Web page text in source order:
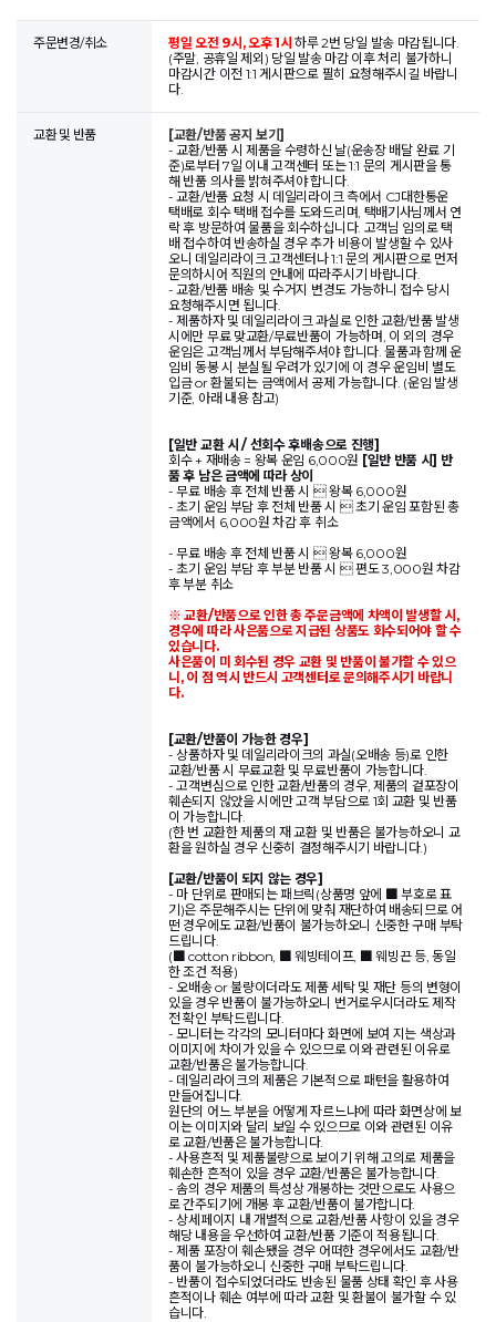
주문변경/취소 평일 오전 9시, 오후 1시하루 2번 당일 발송 마감됩니다.
(주말, 공휴일 제외) 당일 발송 마감 이후 처리 불가하니
마감시간 이전 1:1 게시판으로 필히 요청해주시길 바랍니
다.
교환 및 반품
[교환/반품 공지 보기]
- 교환/반품 시 제품을 수령하신 날(운송장 배달 완료 기
준)로부터 7일 이내 고객센터 또는 1:1 문의 게시판을 통
해 반품 의사를 밝혀주셔야 합니다.
- 교환/반품 요청 시 데일리라이크 측에서 CJ대한통운
택배로 회수 택배 접수를 도와드리며, 택배기사님께서 연
락 후 방문하여 물품을 회수하십니다. 고객님 임의로 택
배 접수하여 반송하실 경우 추가 비용이 발생할 수 있사
오니 데일리라이크 고객센터나 1:1 문의 게시판으로 먼저
문의하시어 직원의 안내에 따라주시기 바랍니다.
- 교환/반품 배송 및 수거지 변경도 가능하니 접수 당시
요청해주시면 됩니다.
- 제품하자 및 데일리라이크 과실로 인한 교환/반품 발생
시에만 무료 맞교환/무료반품이 가능하며, 이 외의 경우
운임은 고객님께서 부담해주셔야 합니다. 물품과 함께 운
임비 동봉 시 분실될 우려가 있기에 이 경우 운임비 별도
입금 or 환불되는 금액에서 공제 가능합니다. (운임 발생
기준, 아래 내용 참고)
[일반 교환 시 / 선회수 후배송으로 진행]
회수 + 재배송 = 왕복 운임 6,000원 [일반 반품 시] 반
품 후 남은 금액에 따라 상이
- 무료 배송 후 전체 반품 시  왕복 6,000원
- 초기 운임 부담 후 전체 반품 시  초기 운임 포함된 총
금액에서 6,000원 차감 후 취소
- 무료 배송 후 전체 반품 시  왕복 6,000원
- 초기 운임 부담 후 부분 반품 시  편도 3,000원 차감
후 부분 취소
※ 교환/반품으로 인한 총 주문금액에 차액이 발생할 시,
경우에 따라 사은품으로 지급된 상품도 회수되어야 할 수
있습니다.
사은품이 미 회수된 경우 교환 및 반품이 불가할 수 있으
니, 이 점 역시 반드시 고객센터로 문의해주시기 바랍니
다.
[교환/반품이 가능한 경우]
- 상품하자 및 데일리라이크의 과실(오배송 등)로 인한
교환/반품 시 무료교환 및 무료반품이 가능합니다.
- 고객변심으로 인한 교환/반품의 경우, 제품의 겉포장이
훼손되지 않았을 시에만 고객 부담으로 1회 교환 및 반품
이 가능합니다.
(한 번 교환한 제품의 재 교환 및 반품은 불가능하오니 교
환을 원하실 경우 신중히 결정해주시기 바랍니다.)
[교환/반품이 되지 않는 경우]
- 마 단위로 판매되는 패브릭(상품명 앞에 ■ 부호로 표
기)은 주문해주시는 단위에 맞춰 재단하여 배송되므로 어
떤 경우에도 교환/반품이 불가능하오니 신중한 구매 부탁
드립니다.
(■ cotton ribbon, ■ 웨빙테이프, ■ 웨빙끈 등, 동일
한 조건 적용)
- 오배송 or 불량이더라도 제품 세탁 및 재단 등의 변형이
있을 경우 반품이 불가능하오니 번거로우시더라도 제작
전 확인 부탁드립니다.
- 모니터는 각각의 모니터마다 화면에 보여 지는 색상과
이미지에 차이가 있을 수 있으므로 이와 관련된 이유로
교환/반품은 불가능합니다.
- 데일리라이크의 제품은 기본적으로 패턴을 활용하여
만들어집니다.
원단의 어느 부분을 어떻게 자르느냐에 따라 화면상에 보
이는 이미지와 달리 보일 수 있으므로 이와 관련된 이유
로 교환/반품은 불가능합니다.
- 사용흔적 및 제품불량으로 보이기 위해 고의로 제품을
훼손한 흔적이 있을 경우 교환/반품은 불가능합니다.
- 솜의 경우 제품의 특성상 개봉하는 것만으로도 사용으
로 간주되기에 개봉 후 교환/반품이 불가합니다.
- 상세페이지 내 개별적으로 교환/반품 사항이 있을 경우
해당 내용을 우선하여 교환/반품 기준이 적용됩니다.
- 제품 포장이 훼손됐을 경우 어떠한 경우에서도 교환/반
품이 불가능하오니 신중한 구매 부탁드립니다.
- 반품이 접수되었더라도 반송된 물품 상태 확인 후 사용
흔적이나 훼손 여부에 따라 교환 및 환불이 불가할 수 있
습니다.